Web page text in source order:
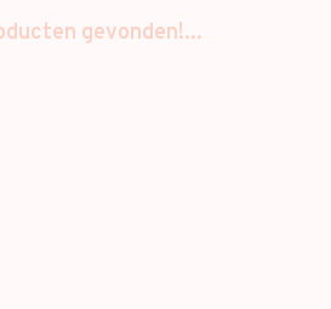
gevonden!...